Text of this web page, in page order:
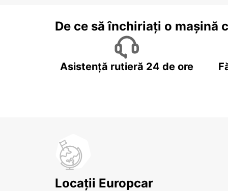
De ce să închiriați o mașină
Asistență rutieră 24 de ore
Locații Europcar